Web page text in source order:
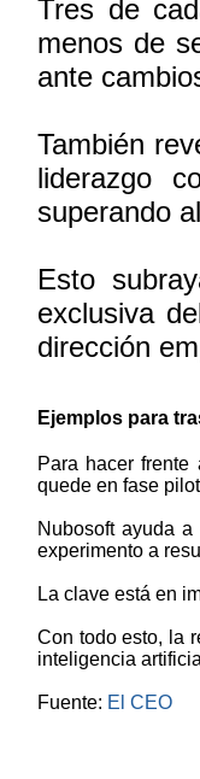
Tres de
menos de
ante
También
liderazgo
superando
Esto
exclusiva
dirección
Ejemplos para
Para hacer
quede en fase
Nubosoft ayuda
experimento a
La clave está en
Con todo esto, la
inteligencia
Fuente: El CEO